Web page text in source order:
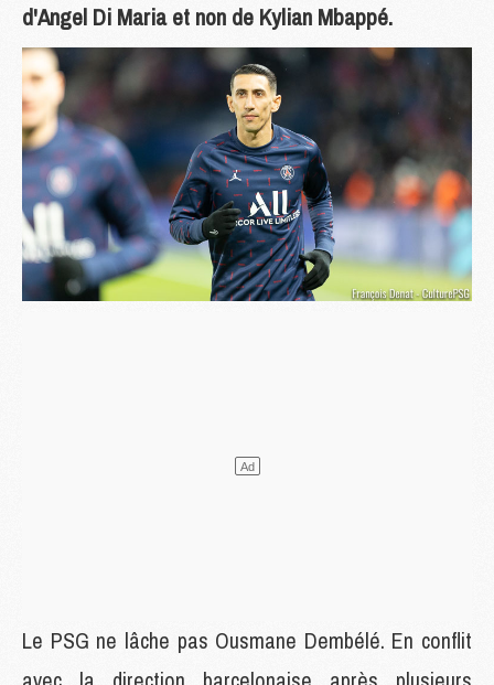
d'Angel Di Maria et non de Kylian Mbappé.
Le PSG ne lâche pas Ousmane Dembélé. En conflit